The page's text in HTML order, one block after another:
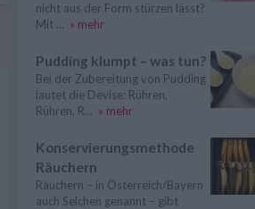
nicht aus der Form stürzen lässt?
Mit ... » mehr
Pudding klumpt – was tun?
Bei der Zubereitung von Pudding
lautet die Devise: Rühren,
Rühren, R... » mehr
Konservierungsmethode
Räuchern
Räuchern – in Österreich/Bayern
auch Selchen genannt – gibt